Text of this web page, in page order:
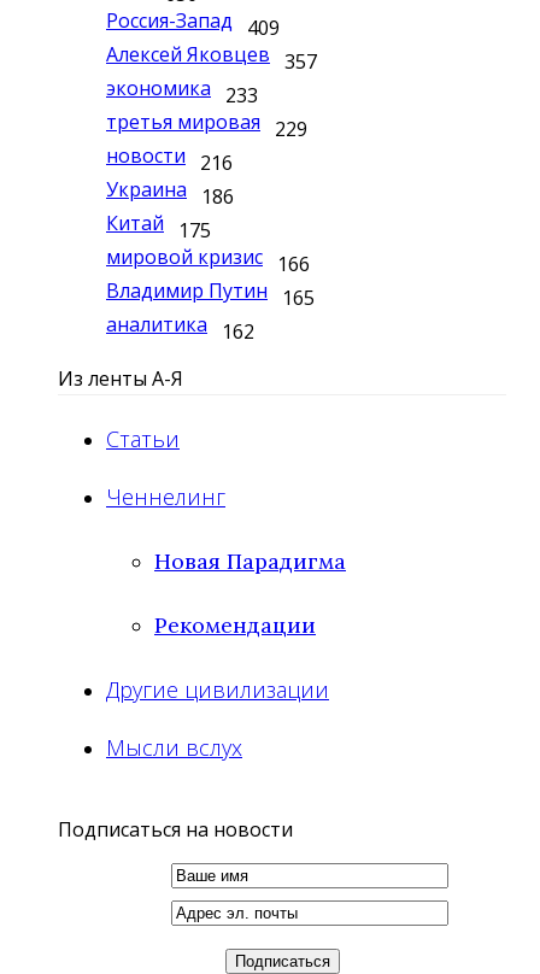
Россия-Запад
409
Алексей Яковцев 357
экономика
233
третья мировая
229
новости
216
Украина
186
Китай
175
мировой кризис
166
Владимир Путин
165
аналитика
162
Из ленты А-Я
Статьи
Ченнелинг
Новая Парадигма
Рекомендации
Другие цивилизации
Мысли вслух
Подписаться на новости